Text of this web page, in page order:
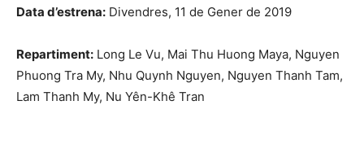
Data d’estrena: Divendres, 11 de Gener de 2019
Repartiment: Long Le Vu, Mai Thu Huong Maya, Nguyen
Phuong Tra My, Nhu Quynh Nguyen, Nguyen Thanh Tam,
Lam Thanh My, Nu Yên-Khê Tran